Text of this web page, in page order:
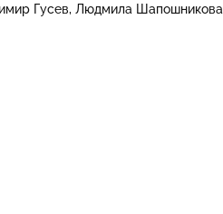
Гусев Людмила Шапошникова